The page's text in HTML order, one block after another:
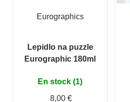
Eurographics
Lepidlo na puzzle
Eurographic 180ml
En stock (1)
8,00 €